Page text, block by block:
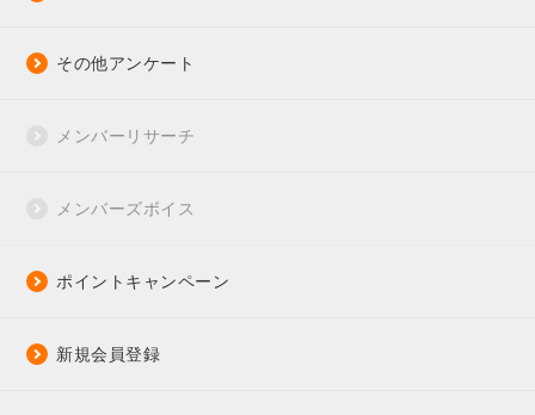
その他アンケート
メンバーリサーチ
メンバーズボイス
ポイントキャンペーン
新規会員登録